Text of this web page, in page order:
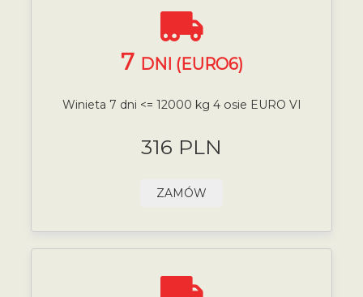
7 DNI (EURO6)
Winieta 7 dni <= 12000 kg 4 osie EURO VI
316 PLN
ZAMÓW